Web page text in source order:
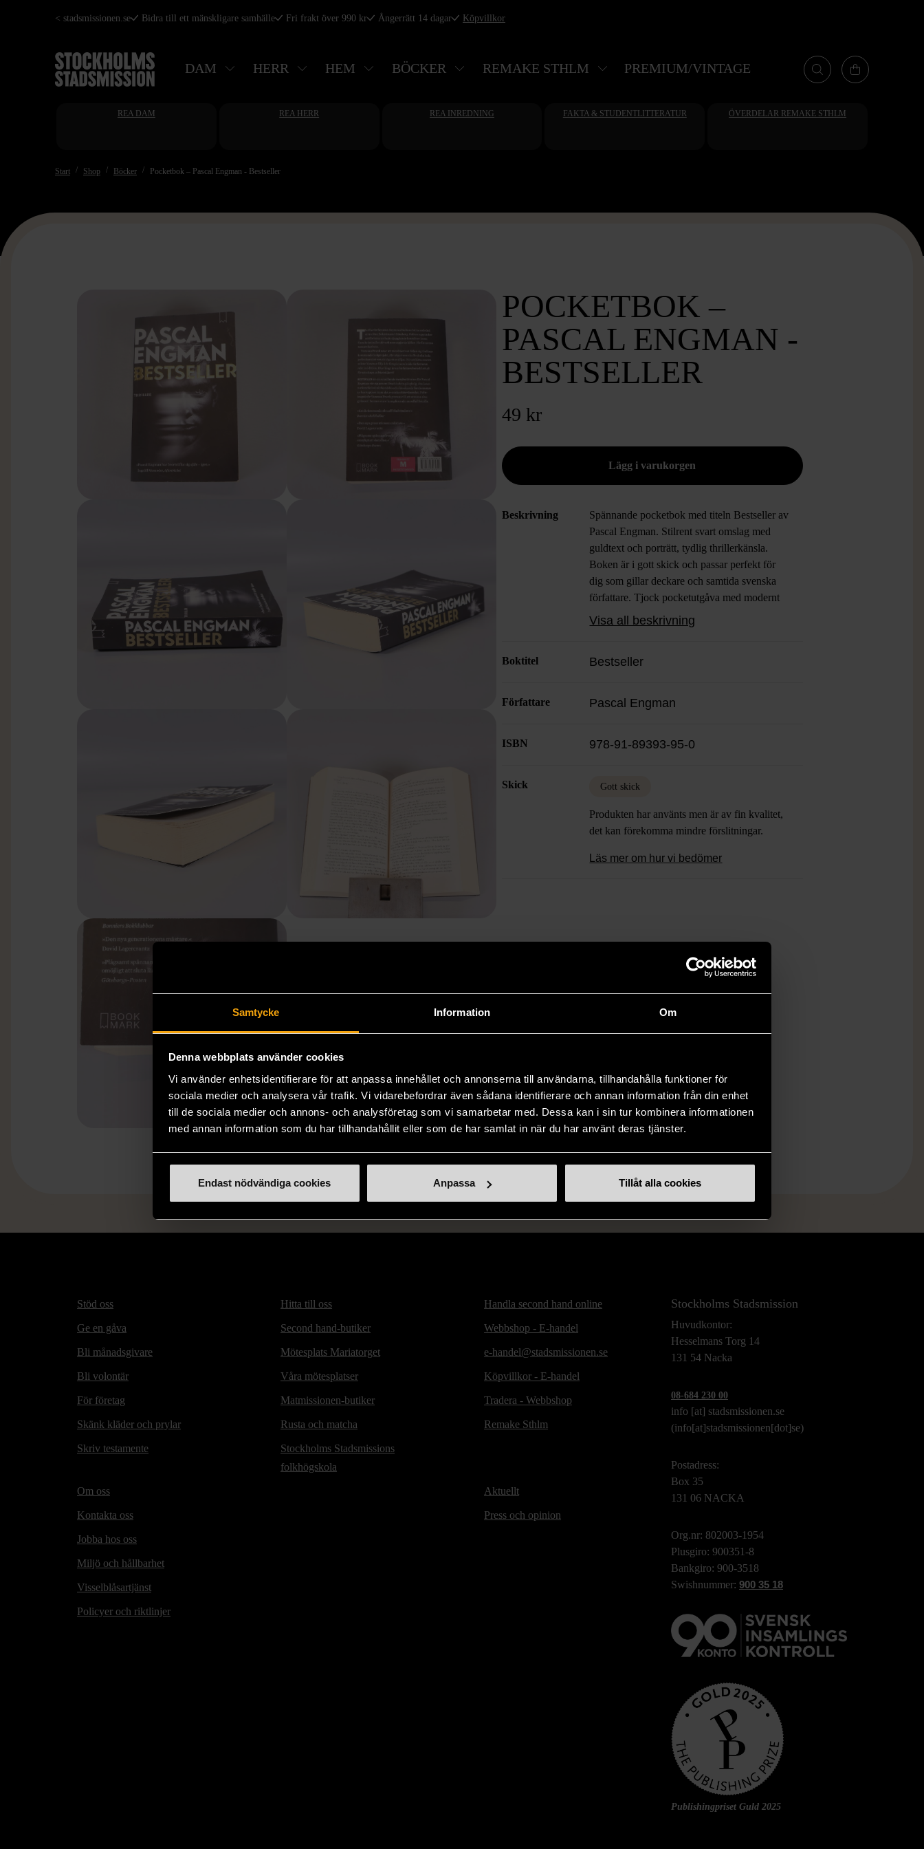
Samtycke Information Om
Denna webbplats använder cookies
Vi använder enhetsidentifierare för att anpassa innehållet och annonserna till användarna, tillhandahålla funktioner för
sociala medier och analysera vår trafik. Vi vidarebefordrar även sådana identifierare och annan information från din enhet
till de sociala medier och annons- och analysföretag som vi samarbetar med. Dessa kan i sin tur kombinera informationen
med annan information som du har tillhandahållit eller som de har samlat in när du har använt deras tjänster.
Endast nödvändiga cookies Anpassa Tillåt alla cookies
Hoppa
huvudinnehåll
< stadsmissionen.se Bidra till ett mänskligare samhälle Fri frakt över 990 kr Ångerrätt 14 dagar Köpvillkor
DAM HERR HEM BÖCKER REMAKE STHLM PREMIUM/VINTAGE
REA DAM REA HERR REA INREDNING FAKTA & STUDENTLITTERATUR ÖVERDELAR REMAKE STHLM
Start Shop Böcker Pocketbok – Pascal Engman - Bestseller
POCKETBOK –
PASCAL ENGMAN -
BESTSELLER
49 kr
Beskrivning
Spännande pocketbok med titeln Bestseller av
Pascal Engman. Stilrent svart omslag med
guldtext och porträtt, tydlig thrillerkänsla.
Boken är i gott skick och passar perfekt för
dig som gillar deckare och samtida svenska
författare. Tjock pocketutgåva med modernt
stuk och väl synlig rygg, skapar direkt en
dynamisk känsla på bokhyllan.
Visa all beskrivning
Boktitel Bestseller
Författare Pascal Engman
ISBN 978-91-89393-95-0
Skick Gott skick
Produkten har använts men är av fin kvalitet,
det kan förekomma mindre förslitningar.
Läs mer om hur vi bedömer
Stöd oss
Ge en gåva
Bli månadsgivare
Bli volontär
För företag
Skänk kläder och prylar
Skriv testamente
Hitta till oss
Second hand-butiker
Mötesplats Mariatorget
Våra mötesplatser
Matmissionen-butiker
Rusta och matcha
Stockholms Stadsmissions
folkhögskola
Handla second hand online
Webbshop - E-handel
e-handel@stadsmissionen.se
Köpvillkor - E-handel
Tradera - Webbshop
Remake Sthlm
Om oss
Kontakta oss
Jobba hos oss
Miljö och hållbarhet
Visselblåsartjänst
Policyer och riktlinjer
Aktuellt
Press och opinion
Stockholms Stadsmission
Huvudkontor:
Hesselmans Torg 14
131 54 Nacka
08-684 230 00
info [at] stadsmissionen.se
(info[at]stadsmissionen[dot]se)
Postadress:
Box 35
131 06 NACKA
Org.nr: 802003-1954
Plusgiro: 900351-8
Bankgiro: 900-3518
Swishnummer: 900 35 18
Publishingpriset Guld 2025